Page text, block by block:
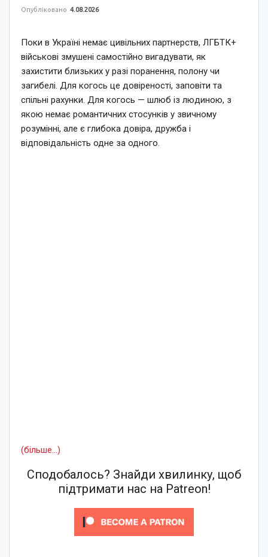
Опубліковано 4.08.2026
Поки в Україні немає цивільних партнерств, ЛГБТК+
військові змушені самостійно вигадувати, як
захистити близьких у разі поранення, полону чи
загибелі. Для когось це довіреності, заповіти та
спільні рахунки. Для когось — шлюб із людиною, з
якою немає романтичних стосунків у звичному
розумінні, але є глибока довіра, дружба і
відповідальність одне за одного.
(більше…)
Сподобалось? Знайди хвилинку, щоб
підтримати нас на Patreon!